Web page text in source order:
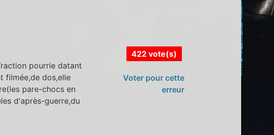
pourrie datant
filmée,de dos,elle
pare-chocs en
d'après-guerre,du
422 vote(s)
Voter pour cette
erreur